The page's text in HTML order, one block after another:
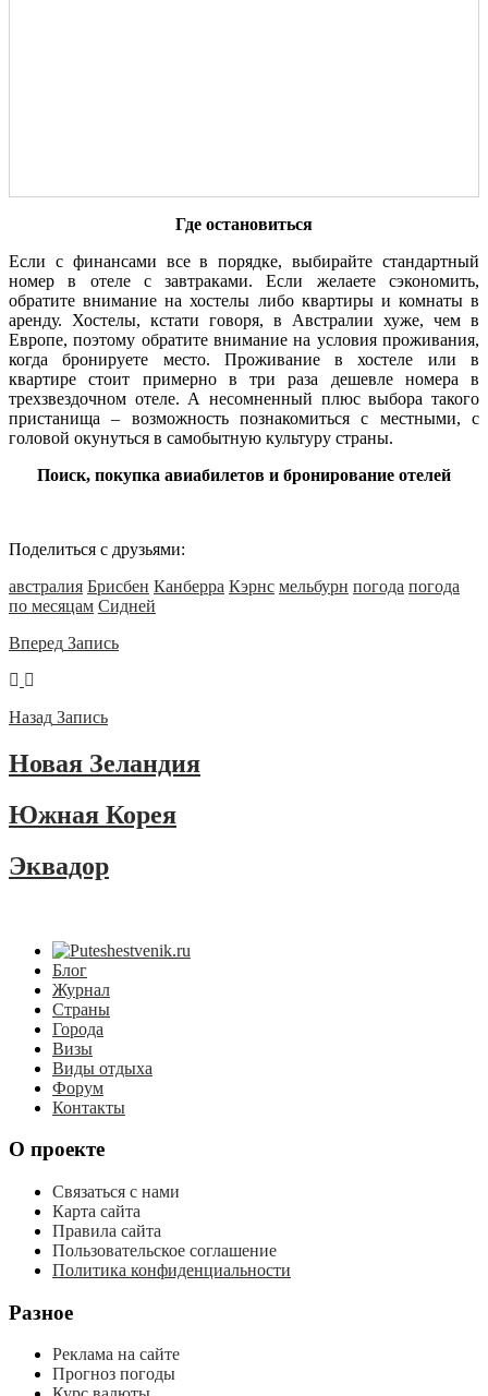
Где остановиться
Если с финансами все в порядке, выбирайте стандартный
номер в отеле с завтраками. Если желаете сэкономить,
обратите внимание на хостелы либо квартиры и комнаты в
аренду. Хостелы, кстати говоря, в Австралии хуже, чем в
Европе, поэтому обратите внимание на условия проживания,
когда бронируете место. Проживание в хостеле или в
квартире стоит примерно в три раза дешевле номера в
трехзвездочном отеле. А несомненный плюс выбора такого
пристанища – возможность познакомиться с местными, с
головой окунуться в самобытную культуру страны.
Поиск, покупка авиабилетов и бронирование отелей
Поделиться с друзьями:
австралия Брисбен Канберра Кэрнс мельбурн погода погода
по месяцам Сидней
Вперед Запись
Назад Запись
Новая Зеландия
Южная Корея
Эквадор
Блог
Журнал
Страны
Города
Визы
Виды отдыха
Форум
Контакты
О проекте
Связаться с нами
Карта сайта
Правила сайта
Пользовательское соглашение
Политика конфиденциальности
Разное
Реклама на сайте
Прогноз погоды